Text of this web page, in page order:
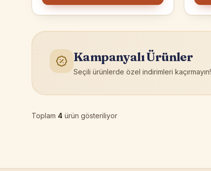
Kampanyalı Ürünler
Seçili ürünlerde özel indirimleri kaçırmayın!
Toplam 4 ürün gösteriliyor